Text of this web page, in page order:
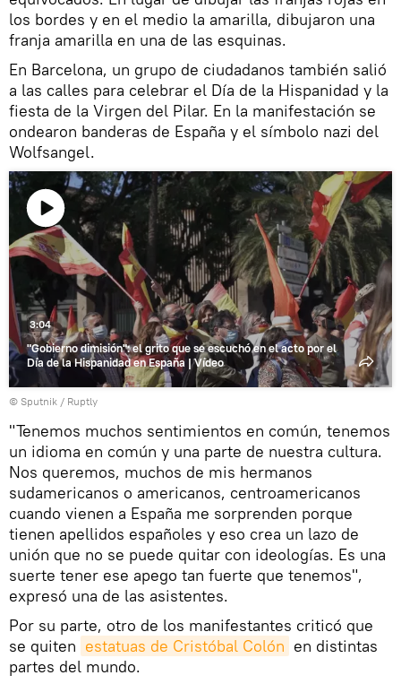
los bordes y en el medio la amarilla, dibujaron una
franja amarilla en una de las esquinas.
En Barcelona, un grupo de ciudadanos también salió
a las calles para celebrar el Día de la Hispanidad y la
fiesta de la Virgen del Pilar. En la manifestación se
ondearon banderas de España y el símbolo nazi del
Wolfsangel.
Reproducir
vídeo
"Gobierno dimisión": el grito que se escuchó en el acto por el
Día de la Hispanidad en España | Vídeo
3:04
© Sputnik / Ruptly
"Tenemos muchos sentimientos en común, tenemos
un idioma en común y una parte de nuestra cultura.
Nos queremos, muchos de mis hermanos
sudamericanos o americanos, centroamericanos
cuando vienen a España me sorprenden porque
tienen apellidos españoles y eso crea un lazo de
unión que no se puede quitar con ideologías. Es una
suerte tener ese apego tan fuerte que tenemos",
expresó una de las asistentes.
Por su parte, otro de los manifestantes criticó que
se quiten estatuas de Cristóbal Colón en distintas
partes del mundo.